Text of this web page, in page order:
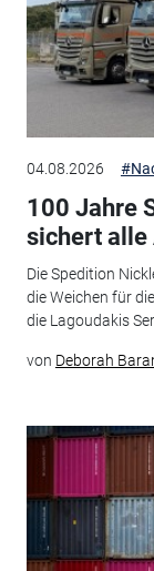
04.08.2026
100 Jahre
sichert alle
Die Spedition
die Weichen für
die Lagoudakis
von Deborah